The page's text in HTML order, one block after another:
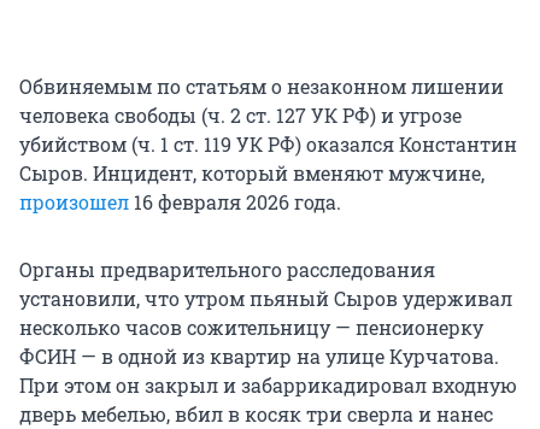
Обвиняемым по статьям о незаконном лишении
человека свободы (ч. 2 ст. 127 УК РФ) и угрозе
убийством (ч. 1 ст. 119 УК РФ) оказался Константин
Сыров. Инцидент, который вменяют мужчине,
произошел 16 февраля 2026 года.
Органы предварительного расследования
установили, что утром пьяный Сыров удерживал
несколько часов сожительницу — пенсионерку
ФСИН — в одной из квартир на улице Курчатова.
При этом он закрыл и забаррикадировал входную
дверь мебелью, вбил в косяк три сверла и нанес